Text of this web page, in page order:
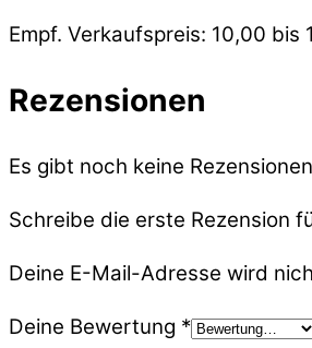
Empf. Verkaufspreis: 10,00 bis
Rezensionen
Es gibt noch keine
Schreibe die erste Rezension
Deine E-Mail-Adresse wird
Deine Bewertung *